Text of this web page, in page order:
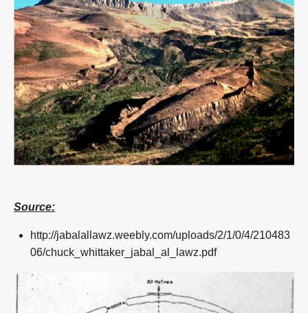
Source:
http://jabalallawz.weebly.com/uploads/2/1/0/4/210483
06/chuck_whittaker_jabal_al_lawz.pdf